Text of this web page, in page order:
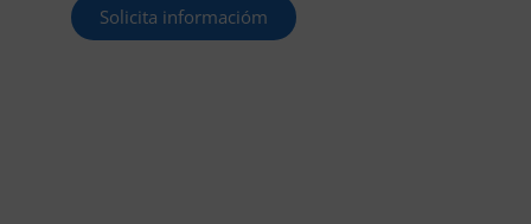
Solicita informacióm